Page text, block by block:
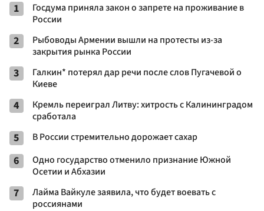
1
Госдума приняла закон о запрете на проживание в
России
2
Рыбоводы Армении вышли на протесты из-за
закрытия рынка России
3
Галкин* потерял дар речи после слов Пугачевой о
Киеве
4
Кремль переиграл Литву: хитрость с Калининградом
сработала
5 В России стремительно дорожает сахар
6
Одно государство отменило признание Южной
Осетии и Абхазии
7
Лайма Вайкуле заявила, что будет воевать с
россиянами